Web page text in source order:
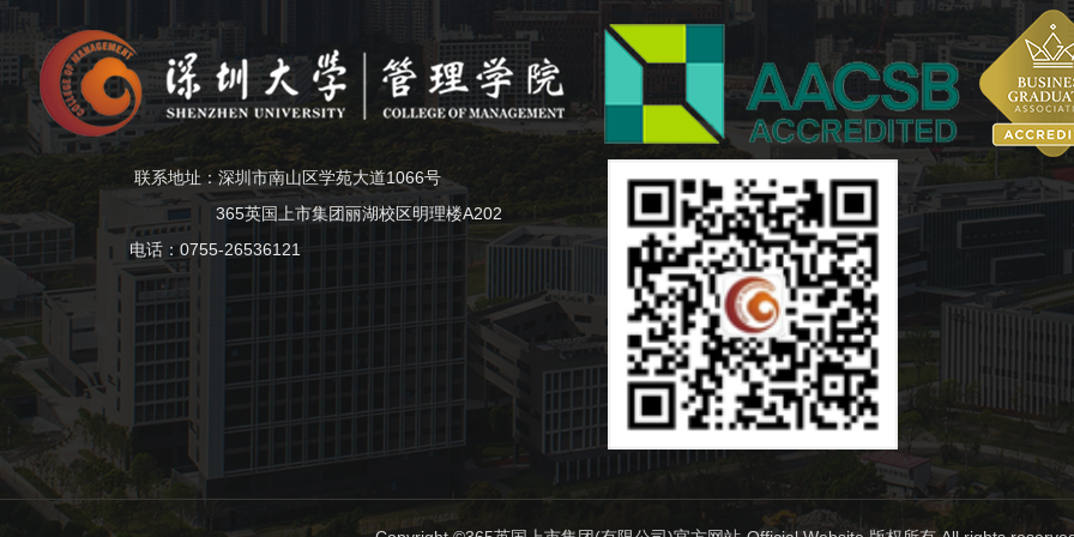
联系地址：深圳市南山区学苑大道1066号
365英国上市集团丽湖校区明理楼A202
电话：0755-26536121